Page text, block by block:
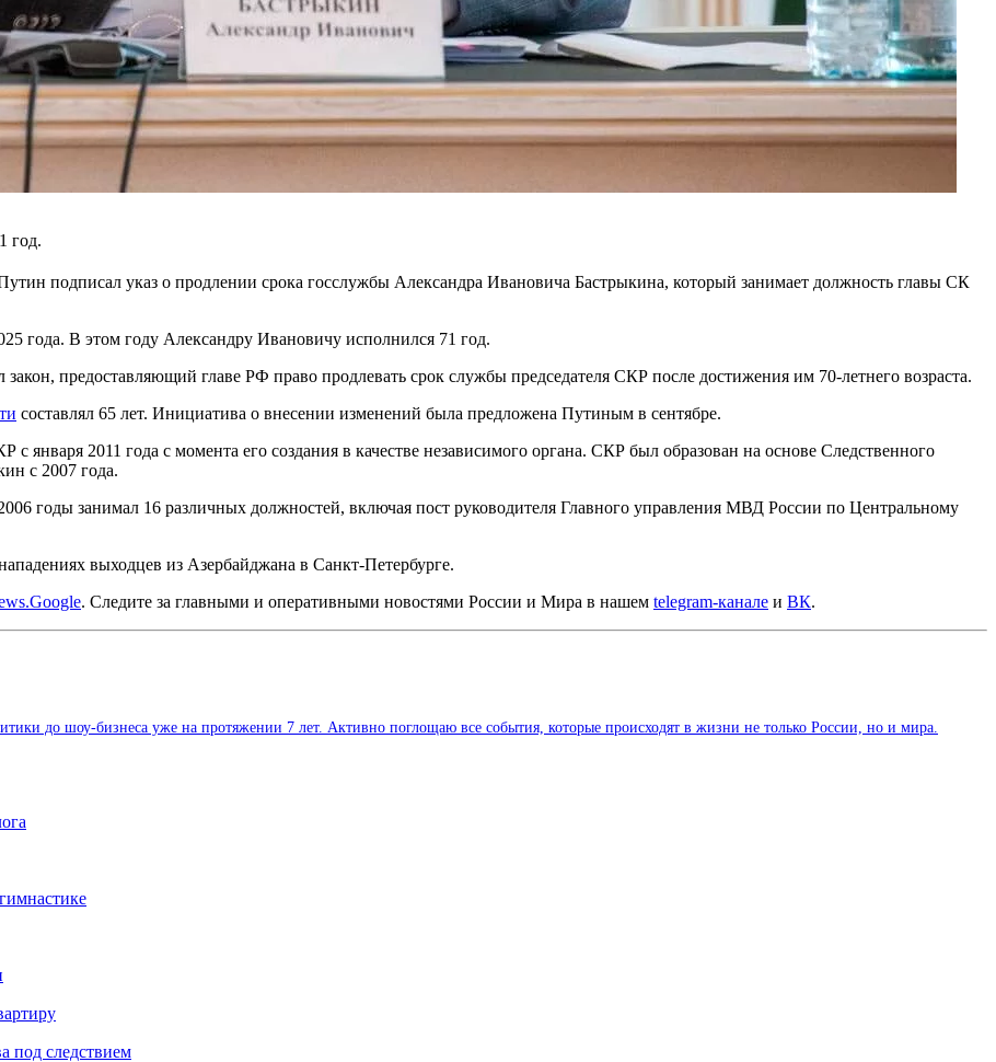
год.
подписал указ о продлении срока госслужбы Александра Ивановича Бастрыкина, который занимает должность главы СК
года. В этом году Александру Ивановичу исполнился 71 год.
предоставляющий главе РФ право продлевать срок службы председателя СКР после достижения им 70-летнего возраста.
составлял 65 лет. Инициатива о внесении изменений была предложена Путиным в сентябре.
января 2011 года с момента его создания в качестве независимого органа. СКР был образован на основе Следственного
с 2007 года.
годы занимал 16 различных должностей, включая пост руководителя Главного управления МВД России по Центральному
выходцев из Азербайджана в Санкт-Петербурге.
. Следите за главными и оперативными новостями России и Мира в нашем telegram-канале и ВК.
до шоу-бизнеса уже на протяжении 7 лет. Активно поглощаю все события, которые происходят в жизни не только России, но и мира.
под следствием